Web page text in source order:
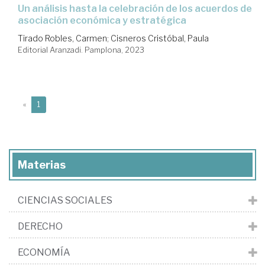
un análisis hasta la celebración de los acuerdos de
asociación económica y estratégica
Tirado Robles, Carmen; Cisneros Cristóbal, Paula
Editorial Aranzadi. Pamplona, 2023
« 1
Materias
CIENCIAS SOCIALES
DERECHO
ECONOMÍA